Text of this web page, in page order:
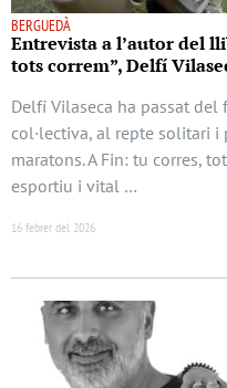
BERGUEDÀ
Entrevista a l’autor del
tots correm”, Delfí
Delfí Vilaseca ha passat del
col·lectiva, al repte solitari
maratons. A Fin: tu corres,
esportiu i vital …
16 febrer del 2026